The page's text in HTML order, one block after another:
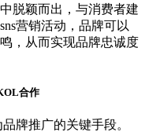
脱颖而出，与消费者建
营销活动，品牌可以
，从而实现品牌忠诚度
合作
牌推广的关键手段。